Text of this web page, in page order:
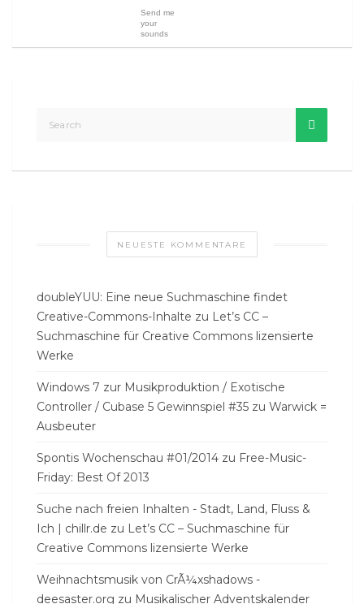
Send me
your
sounds
NEUESTE KOMMENTARE
doubleYUU: Eine neue Suchmaschine findet
Creative-Commons-Inhalte zu Let’s CC –
Suchmaschine für Creative Commons lizensierte
Werke
Windows 7 zur Musikproduktion / Exotische
Controller / Cubase 5 Gewinnspiel #35 zu Warwick =
Ausbeuter
Spontis Wochenschau #01/2014 zu Free-Music-
Friday: Best Of 2013
Suche nach freien Inhalten - Stadt, Land, Fluss &
Ich | chillr.de zu Let’s CC – Suchmaschine für
Creative Commons lizensierte Werke
Weihnachtsmusik von CrÃ¼xshadows -
deesaster.org zu Musikalischer Adventskalender